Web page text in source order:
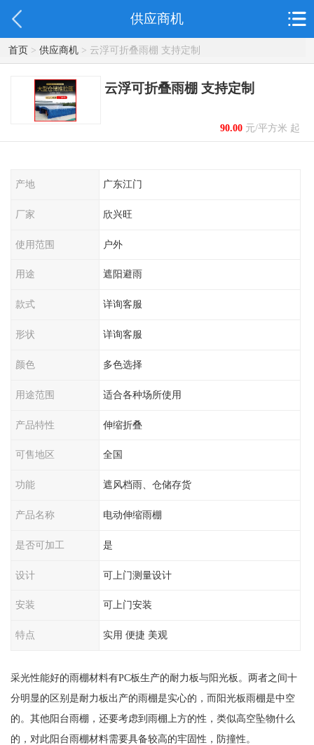
供应商机
首页> 供应商机> 云浮可折叠雨棚 支持定制
云浮可折叠雨棚 支持定制
90.00元/平方米 起
产地 广东江门
厂家 欣兴旺
使用范围 户外
用途 遮阳避雨
款式 详询客服
形状 详询客服
颜色 多色选择
用途范围 适合各种场所使用
产品特性 伸缩折叠
可售地区 全国
功能 遮风档雨、仓储存货
产品名称 电动伸缩雨棚
是否可加工 是
设计 可上门测量设计
安装 可上门安装
特点 实用 便捷 美观
采光性能好的雨棚材料有PC板生产的耐力板与阳光板。两者之间十
分明显的区别是耐力板出产的雨棚是实心的，而阳光板雨棚是中空
的。其他阳台雨棚，还要考虑到雨棚上方的性，类似高空坠物什么
的，对此阳台雨棚材料需要具备较高的牢固性，防撞性。